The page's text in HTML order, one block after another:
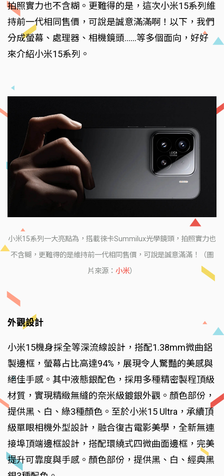
拍照實力也不含糊。更難得的是，這次小米15系列維
持前一代相同售價，可說是誠意滿滿啊！以下，我們
分成螢幕、處理器、相機鏡頭......等多個面向，好好
來介紹小米15系列。
小米15系列一大亮點為，搭載徠卡Summilux光學鏡頭，拍照實力也
不含糊，更難得的是維持前一代相同售價，可說是誠意滿滿！（圖
片來源： 小米）
外觀設計
小米15機身採全等深流線設計，搭配1.38mm微曲鋁
製邊框，螢幕占比高達94%，展現令人驚豔的美感與
絕佳手感。其中液態銀配色，採用多種精密製程頂級
材質，實現精緻無縫的奈米級鍍銀外觀。顏色部份，
提供黑、白、綠3種顏色。至於小米15 Ultra，承續頂
級單眼相機外型設計，融合復古電影美學，全新無連
接埠頂端邊框設計，搭配環繞式四微曲面邊框，完美
提升可靠度與手感。顏色部份，提供黑、白、經典黑